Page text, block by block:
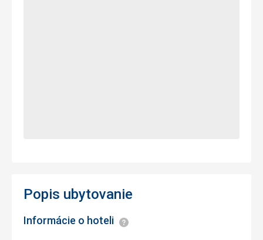
Popis ubytovanie
Informácie o hoteli Informácie